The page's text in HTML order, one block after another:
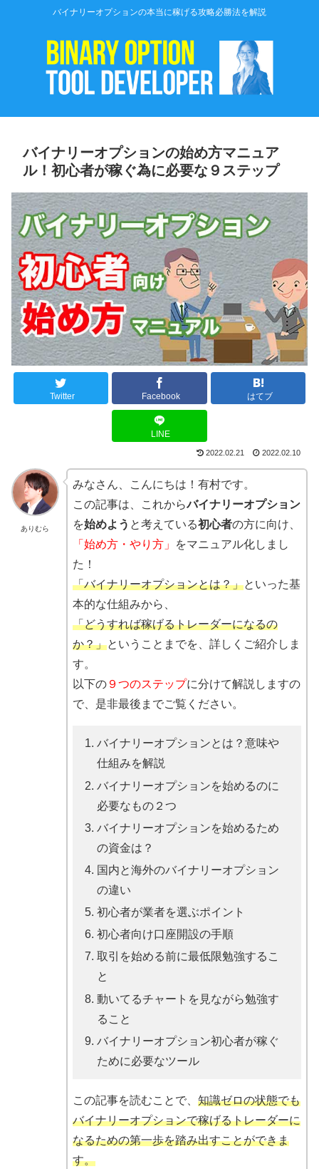
バイナリーオプションの本当に稼げる攻略必勝法を解説
バイナリーオプションの始め方マニュア
ル！初心者が稼ぐ為に必要な９ステップ
Twitter Facebook はてブ
LINE
2022.02.21 2022.02.10
ありむら
みなさん、こんにちは！有村です。
この記事は、これからバイナリーオプション
を始めよう と考えている初心者の方に向け、
「始め方・やり方」
をマニュアル化しまし
た！
「バイナリーオプションとは？」といった基
本的な仕組みから、
「どうすれば稼げるトレーダーになるの
か？」ということまでを、詳しくご紹介しま
す。
以下の９つのステップに分けて解説しますの
で、是非最後までご覧ください。
バイナリーオプションとは？意味や
仕組みを解説
バイナリーオプションを始めるのに
必要なもの２つ
バイナリーオプションを始めるため
の資金は？
国内と海外のバイナリーオプション
の違い
初心者が業者を選ぶポイント
初心者向け口座開設の手順
取引を始める前に最低限勉強するこ
と
動いてるチャートを見ながら勉強す
ること
バイナリーオプション初心者が稼ぐ
ために必要なツール
この記事を読むことで、 知識ゼロの状態でも
バイナリーオプションで稼げるトレーダーに
なるための第一歩を踏み出すことができま
す。